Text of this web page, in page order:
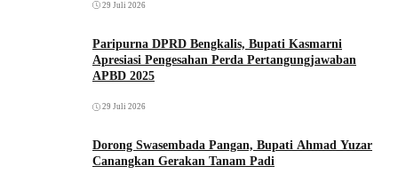
29 Juli 2026
Paripurna DPRD Bengkalis, Bupati Kasmarni
Apresiasi Pengesahan Perda Pertangungjawaban
APBD 2025
29 Juli 2026
Dorong Swasembada Pangan, Bupati Ahmad Yuzar
Canangkan Gerakan Tanam Padi